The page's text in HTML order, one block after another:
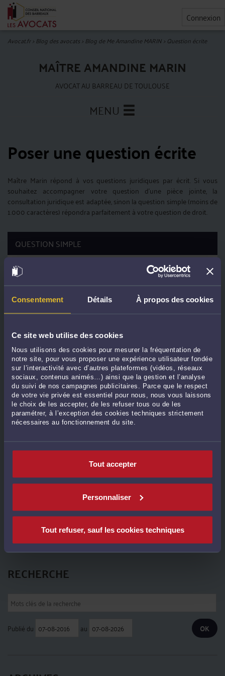
Consentement Détails À propos des cookies
Ce site web utilise des cookies
Nous utilisons des cookies pour mesurer la fréquentation de
notre site, pour vous proposer une expérience utilisateur fondée
sur l’interactivité avec d’autres plateformes (vidéos, réseaux
sociaux, contenus animés…) ainsi que la gestion et l’analyse
du suivi de nos campagnes publicitaires. Parce que le respect
de votre vie privée est essentiel pour nous, nous vous laissons
le choix de les accepter, de les refuser tous ou de les
paramétrer, à l’exception des cookies techniques strictement
nécessaires au fonctionnement du site.
Tout accepter
Personnaliser
Tout refuser, sauf les cookies techniques
Connexion
Avocat.fr>Blog des avocats >Blog de Me Amandine MARIN > Question écrite
MAÎTRE AMANDINE MARIN
AVOCAT AU BARREAU DE TOULOUSE
MENU
Poser une question écrite
Maître Marin répond à vos questions juridiques par écrit. Si vous
souhaitez accompagner votre question d'une pièce jointe, la
consultation juridique est adaptée, sinon la question simple (moins de
1.000 caractères) répondra parfaitement à votre question de droit.
QUESTION SIMPLE
50€ POSER UNE QUESTION
CONTACTER ME MARIN
PRENDRE RDV EN CABINET
CONSULTER PAR TÉLÉPHONE
POSER UNE QUESTION ÉCRITE
DERNIÈRES PUBLICATIONS
14 avril 2026 à 16:19
Voir toutes ses publications
RECHERCHE
Publié du au